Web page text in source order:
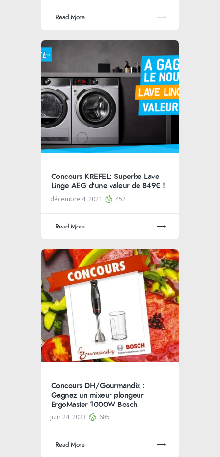
Read More
Concours KREFEL: Superbe Lave
Linge AEG d’une valeur de 849€ !
décembre 4, 2021 452
Read More
Concours DH/Gourmandiz :
Gagnez un mixeur plongeur
ErgoMaster 1000W Bosch
juin 24, 2023 685
Read More